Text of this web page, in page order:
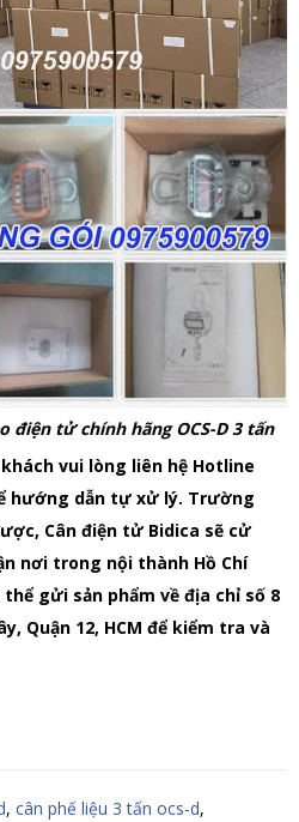
điện tử chính hãng OCS-D 3 tấn
khách vui lòng liên hệ Hotline
hướng dẫn tự xử lý. Trường
Cân điện tử Bidica sẽ cử
nơi trong nội thành Hồ Chí
gửi sản phẩm về địa chỉ số 8
Quận 12, HCM để kiểm tra và
, cân phế liệu 3 tấn ocs-d,